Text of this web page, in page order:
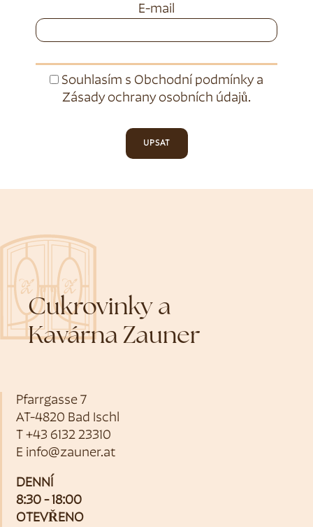
E-mail
Souhlasím s Obchodní podmínkya
Zásady ochrany osobních údajů.
UPSAT
Cukrovinky a
Kavárna Zauner
Pfarrgasse 7
AT-4820 Bad Ischl
T +43 6132 23310
E info@zauner.at
DENNÍ
8:30 - 18:00
OTEVŘENO